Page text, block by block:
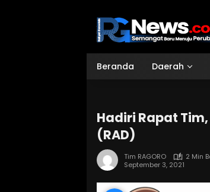
Beranda Daerah
Hadiri Rapat Tim,
(RAD)
Tim RAGORO
2 Min
September 3, 2021